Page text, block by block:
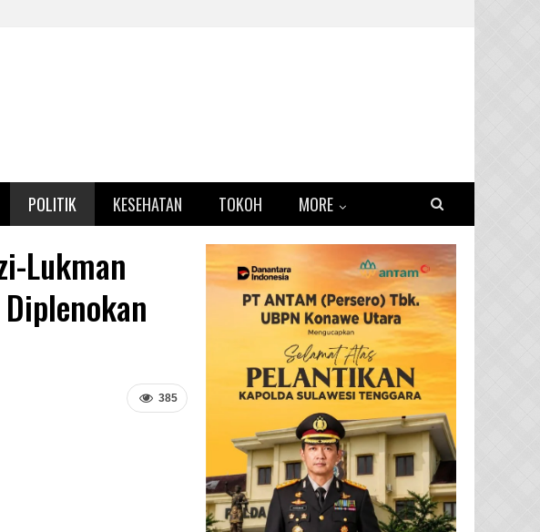
POLITIK KESEHATAN TOKOH MORE
Lukman
385